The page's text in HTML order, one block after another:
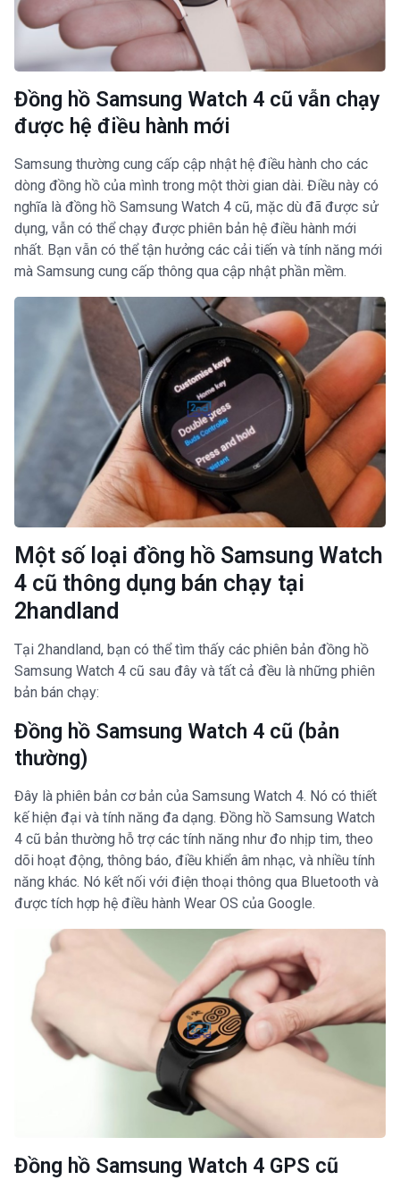
Đồng hồ Samsung Watch 4 cũ vẫn chạy
được hệ điều hành mới
Samsung thường cung cấp cập nhật hệ điều hành cho các
dòng đồng hồ của mình trong một thời gian dài. Điều này có
nghĩa là đồng hồ Samsung Watch 4 cũ, mặc dù đã được sử
dụng, vẫn có thể chạy được phiên bản hệ điều hành mới
nhất. Bạn vẫn có thể tận hưởng các cải tiến và tính năng mới
mà Samsung cung cấp thông qua cập nhật phần mềm.
Một số loại đồng hồ Samsung Watch
4 cũ thông dụng bán chạy tại
2handland
Tại 2handland, bạn có thể tìm thấy các phiên bản đồng hồ
Samsung Watch 4 cũ sau đây và tất cả đều là những phiên
bản bán chạy:
Đồng hồ Samsung Watch 4 cũ (bản
thường)
Đây là phiên bản cơ bản của Samsung Watch 4. Nó có thiết
kế hiện đại và tính năng đa dạng. Đồng hồ Samsung Watch
4 cũ bản thường hỗ trợ các tính năng như đo nhịp tim, theo
dõi hoạt động, thông báo, điều khiển âm nhạc, và nhiều tính
năng khác. Nó kết nối với điện thoại thông qua Bluetooth và
được tích hợp hệ điều hành Wear OS của Google.
Đồng hồ Samsung Watch 4 GPS cũ